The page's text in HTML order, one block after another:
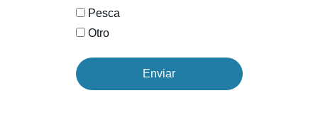
Pesca
Otro
Enviar